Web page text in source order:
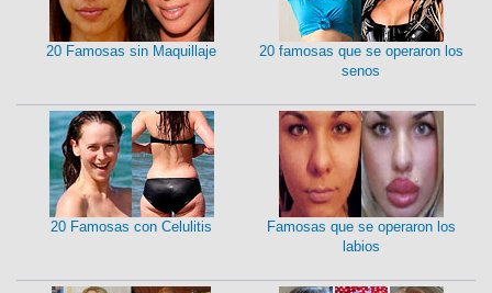
20 Famosas sin Maquillaje
20 famosas que se operaron los
senos
20 Famosas con Celulitis
Famosas que se operaron los
labios